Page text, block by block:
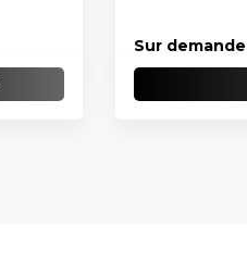
Sur demande